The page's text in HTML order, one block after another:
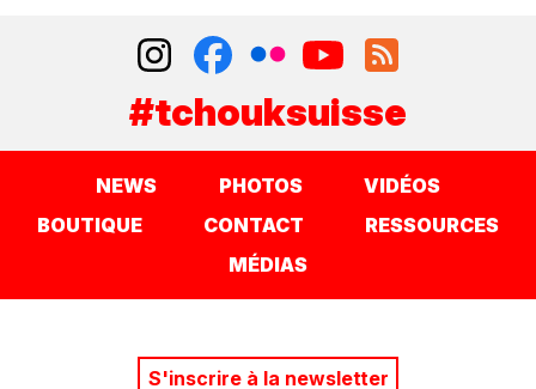
#tchouksuisse
NEWS PHOTOS
VIDÉOS
BOUTIQUE
CONTACT
RESSOURCES
MÉDIAS
S'inscrire à la newsletter